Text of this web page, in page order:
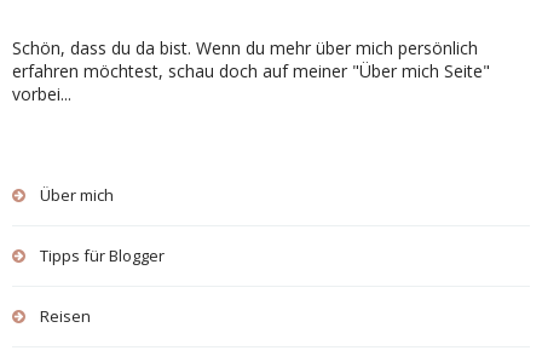
Schön, dass du da bist. Wenn du mehr über mich persönlich
erfahren möchtest, schau doch auf meiner "Über mich Seite"
vorbei...
Über mich
Tipps für Blogger
Reisen